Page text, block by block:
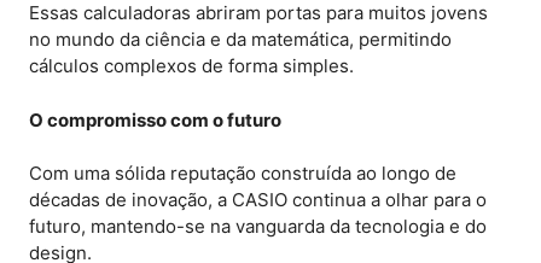
Essas calculadoras abriram portas para muitos jovens
no mundo da ciência e da matemática, permitindo
cálculos complexos de forma simples.
O compromisso com o futuro
Com uma sólida reputação construída ao longo de
décadas de inovação, a CASIO continua a olhar para o
futuro, mantendo-se na vanguarda da tecnologia e do
design.